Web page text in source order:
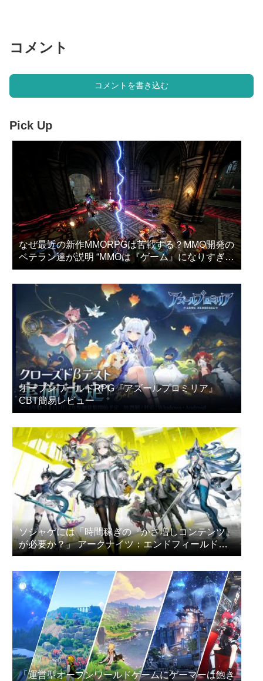
コメント
コメントを書き込む
Pick Up
なぜ最近の新作MMORPGは苦戦する？MMO開発の
ベテラン達が説明 “MMOは『ゲーム』になりすぎ
た”
オープンワールドRPG『アズールプロミリア』
CBT簡易レビュー
ソシャゲには「時間稼ぎの『かさ増しコンテンツ』
が必要か？」 アークナイツ：エンドフィールドの
プレイヤー達が議論
「運営型オープンワールドゲームにゲーマーは飽き